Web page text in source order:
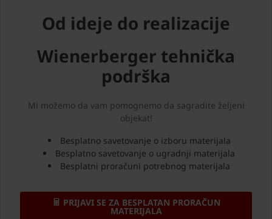
Od ideje do realizacije
Wienerberger tehnička
podrška
Mi možemo da vam pomognemo da sagradite željeni
objekat!
Besplatno savetovanje o izboru materijala
Besplatno savetovanje o ugradnji materijala
Besplatni proračuni potrebnog materijala
PRIJAVI SE ZA BESPLATAN PRORAČUN
MATERIJALA